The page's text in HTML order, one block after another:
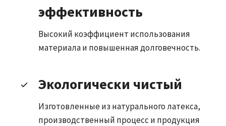
эффективность
Высокий коэффициент использования
материала и повышенная долговечность.
Экологически чистый
Изготовленные из натурального латекса,
производственный процесс и продукция